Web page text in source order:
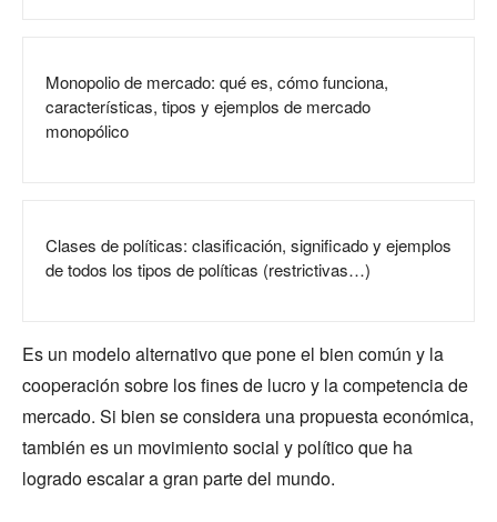
Monopolio de mercado: qué es, cómo funciona,
características, tipos y ejemplos de mercado
monopólico
Clases de políticas: clasificación, significado y ejemplos
de todos los tipos de políticas (restrictivas…)
Es un modelo alternativo que pone el bien común y la
cooperación sobre los fines de lucro y la competencia de
mercado. Si bien se considera una propuesta económica,
también es un movimiento social y político que ha
logrado escalar a gran parte del mundo.